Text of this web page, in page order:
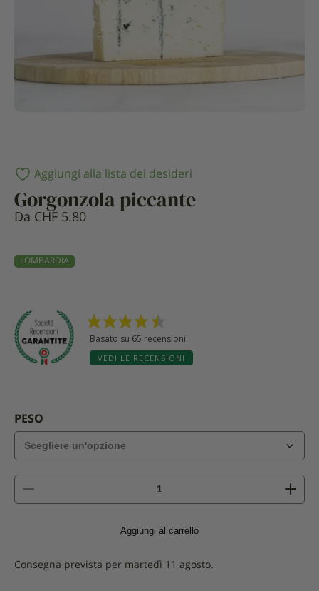
Aggiungi alla lista dei desideri
Gorgonzola piccante
Da CHF 5.80
LOMBARDIA
Basato su 65 recensioni
VEDI LE RECENSIONI
PESO
Aggiungi al carrello
Consegna prevista per martedì 11 agosto.